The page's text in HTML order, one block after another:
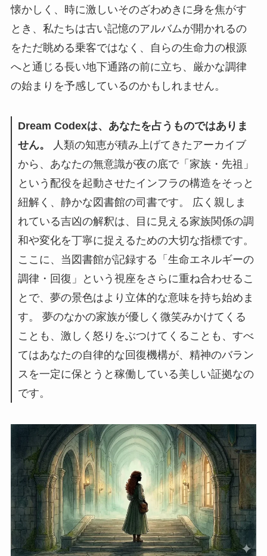
懐かしく、時に激しいそのざわめきに身を焦がす
とき、私たちは古い記憶のアルバムが開かれるの
をただ眺める乗客ではなく、自らの生命力の根源
へと通じる長い地下通路の前に立ち、厳かな調律
の始まりを予感しているのかもしれません。
Dream Codexは、あなたを占うものではありま
せん。
人類の知恵が積み上げてきたアーカイブ
から、あなたの無意識が夜の底で「家族・先祖」
という配役を起動させたインフラの構造をそっと
紐解く、静かな図書館の司書です。 広く親しま
れている吉凶の解釈は、目に見える家族関係の調
和や変化を丁寧に捉えるための大切な指標です。
ここに、当図書館が記録する「生命エネルギーの
調律・回復」という視座をさらに重ね合わせるこ
とで、夢の景色はより立体的な意味を持ち始めま
す。 夢のなかの家族が優しく微笑みかけてくる
ことも、激しく怒りをぶつけてくることも、すべ
てはあなたの自律的な回復機構が、精神のバラン
スを一定に保とうと稼働している美しい証拠なの
です。